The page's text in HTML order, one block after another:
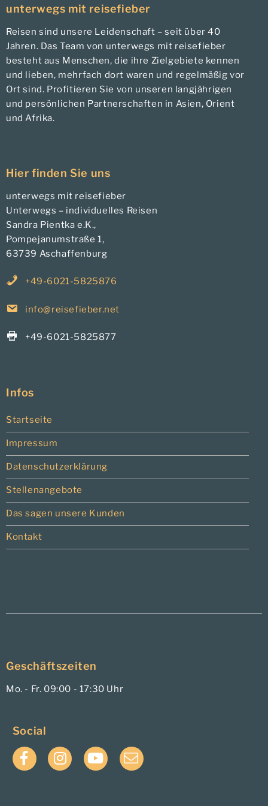
unterwegs mit reisefieber
Reisen sind unsere Leidenschaft – seit über 40
Jahren. Das Team von unterwegs mit reisefieber
besteht aus Menschen, die ihre Zielgebiete kennen
und lieben, mehrfach dort waren und regelmäßig vor
Ort sind. Profitieren Sie von unseren langjährigen
und persönlichen Partnerschaften in Asien, Orient
und Afrika.
Hier finden Sie uns
unterwegs mit reisefieber
Unterwegs – individuelles Reisen
Sandra Pientka e.K.,
Pompejanumstraße 1,
63739 Aschaffenburg
+49-6021-5825876
info@reisefieber.net
+49-6021-5825877
Infos
Startseite
Impressum
Datenschutzerklärung
Stellenangebote
Das sagen unsere Kunden
Kontakt
Geschäftszeiten
Mo. - Fr. 09:00 - 17:30 Uhr
Social
FacebookInstagramYouTubeE-
Mail